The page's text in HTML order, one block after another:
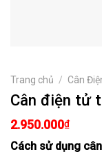
Trang chủ / Cân
Cân điện tử
2.950.000₫
Cách sử dụng